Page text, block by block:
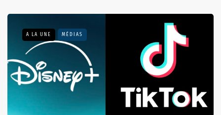
A LA UNE MÉDIAS